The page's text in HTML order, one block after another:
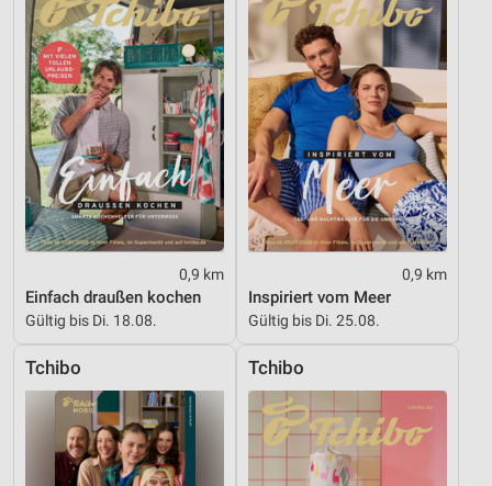
0,9 km
Einfach draußen kochen
Gültig bis Di. 18.08.
0,9 km
Inspiriert vom Meer
Gültig bis Di. 25.08.
Tchibo Tchibo
Nicht-IAB-Verarbeitungszwecke:
Notwendig
Performance
Funktional
Werbung